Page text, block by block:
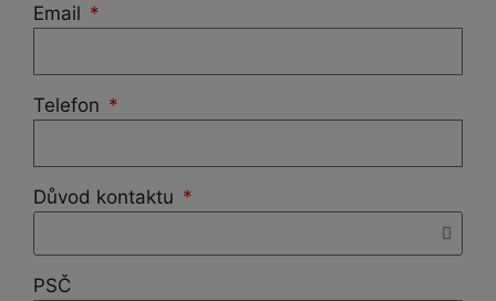
Email
Telefon
Důvod kontaktu
PSČ